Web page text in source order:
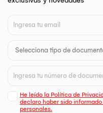
He leído la Política de
declaro haber sido
personales.